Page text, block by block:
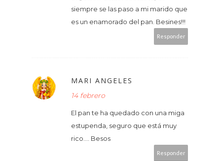
siempre se las paso a mi marido que
es un enamorado del pan. Besines!!!
Responder
MARI ANGELES
14 febrero
El pan te ha quedado con una miga
estupenda, seguro que está muy
rico.... Besos
Responder